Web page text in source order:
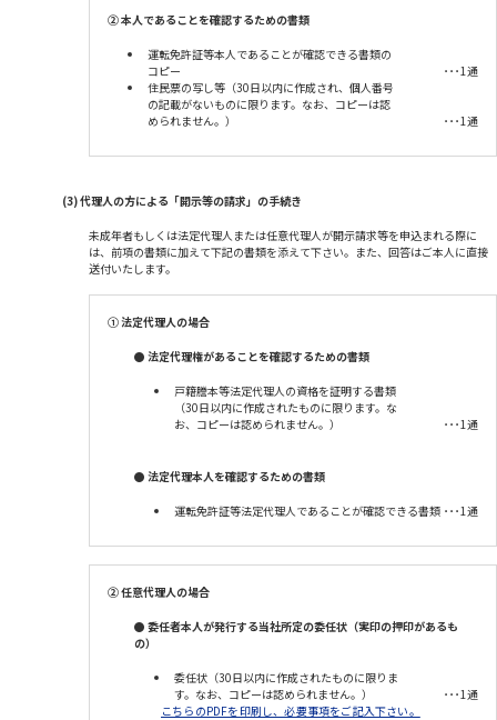
②本人であることを確認するための書類
運転免許証等本人であることが確認できる書類の
コピー
･･･1通
住民票の写し等（30日以内に作成され、個人番号
の記載がないものに限ります。なお、コピーは認
められません。）
･･･1通
(3) 代理人の方による「開示等の請求」の手続き
未成年者もしくは法定代理人または任意代理人が開示請求等を申込まれる際に
は、前項の書類に加えて下記の書類を添えて下さい。また、回答はご本人に直接
送付いたします。
①法定代理人の場合
● 法定代理権があることを確認するための書類
戸籍謄本等法定代理人の資格を証明する書類
（30日以内に作成されたものに限ります。な
お、コピーは認められません。）
･･･1通
● 法定代理本人を確認するための書類
運転免許証等法定代理人であることが確認できる書類 ･･･1通
②任意代理人の場合
● 委任者本人が発行する当社所定の委任状（実印の押印があるも
の）
委任状（30日以内に作成されたものに限りま
す。なお、コピーは認められません。）
･･･1通
こちらのPDFを印刷し、必要事項をご記入下さい。